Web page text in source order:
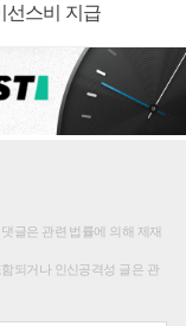
선스비 지급
글은 관련 법률에 의해 제재
되거나 인신공격성 글은 관